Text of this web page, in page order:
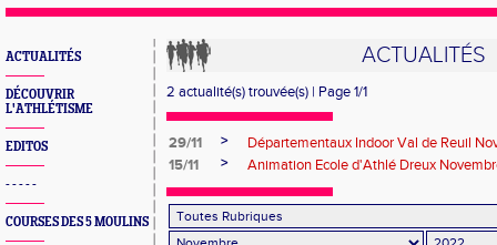
ACTUALITÉS
DÉCOUVRIR
L'ATHLÉTISME
EDITOS
- - - - -
COURSES DES 5 MOULINS
ACTUALITÉS
2 actualité(s) trouvée(s) | Page 1/1
29/11 >
Départementaux Indoor Val de Reuil
15/11
> Animation Ecole d'Athlé Dreux